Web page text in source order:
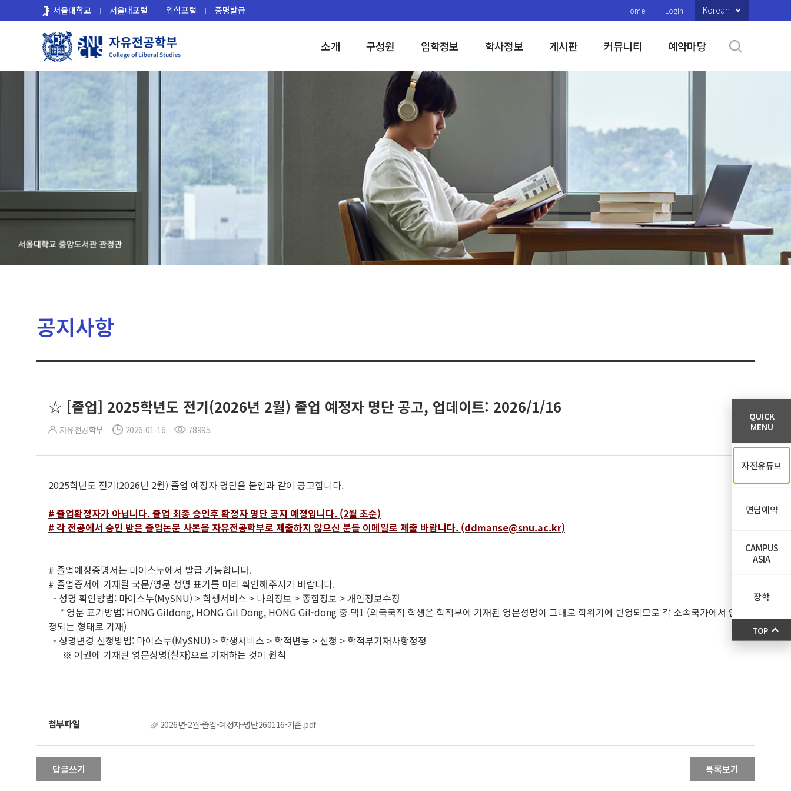
로
서울대학교 서울대포털 입학포털 증명발급 Home Login Korean
소개 구성원 입학정보 학사정보 게시판 커뮤니티 예약마당
공지사항
☆ [졸업] 2025학년도 전기(2026년 2월) 졸업 예정자 명단 공고, 업데이트: 2026/1/16
자유전공학부 2026-01-16 78995
2025학년도 전기(2026년 2월) 졸업 예정자 명단을 붙임과 같이 공고합니다.
# 졸업확정자가 아닙니다. 졸업 최종 승인후 확정자 명단 공지 예정입니다. (2월 초순)
# 각 전공에서 승인 받은 졸업논문 사본을 자유전공학부로 제출하지 않으신 분들 이메일로 제출 바랍니다. (ddmanse@snu.ac.kr)
# 졸업예정증명서는 마이스누에서 발급 가능합니다.
# 졸업증서에 기재될 국문/영문 성명 표기를 미리 확인해주시기 바랍니다.
- 성명 확인방법: 마이스누(MySNU) > 학생서비스 > 나의정보 > 종합정보 > 개인정보수정
* 영문 표기방법: HONG Gildong, HONG Gil Dong, HONG Gil-dong 중 택1 (외국국적 학생은 학적부에 기재된 영문성명이 그대로 학위기에 반영되므로 각 소속국가에서 인
정되는 형태로 기재)
- 성명변경 신청방법: 마이스누(MySNU) > 학생서비스 > 학적변동 > 신청 > 학적부기재사항정정
※ 여권에 기재된 영문성명(철자)으로 기재하는 것이 원칙
2026년-2월-졸업-예정자-명단260116-기준.pdf
답글쓰기 목록보기
QUICK
MENU
자전유튜브
면담예약
CAMPUS
ASIA
장학
TOP